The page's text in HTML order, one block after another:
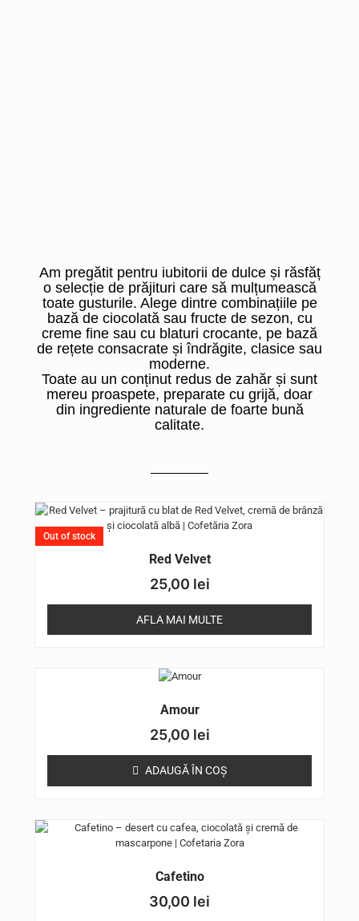
Am pregătit pentru iubitorii de dulce și răsfăț
o selecție de prăjituri care să mulțumească
toate gusturile. Alege dintre combinațiile pe
bază de ciocolată sau fructe de sezon, cu
creme fine sau cu blaturi crocante, pe bază
de rețete consacrate și îndrăgite, clasice sau
moderne.
Toate au un conținut redus de zahăr și sunt
mereu proaspete, preparate cu grijă, doar
din ingrediente naturale de foarte bună
calitate.
Red Velvet
Out of stock
25,00 lei
AFLA MAI MULTE
Amour
25,00 lei
ADAUGĂ ÎN COȘ
Cafetino
30,00 lei